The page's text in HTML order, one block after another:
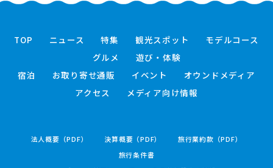
TOP ニュース 特集 観光スポット
モデルコース
グルメ
遊び・体験
宿泊
お取り寄せ通販 イベント
オウンドメディア
アクセス
メディア向け情報
法人概要（PDF） 決算概要（PDF）
旅行業約款（PDF）
旅行条件書